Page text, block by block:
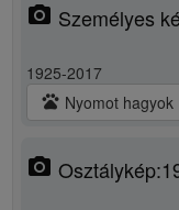
photo_camera Személyes
1925-2017
pets Nyomot hagyok
photo_camera